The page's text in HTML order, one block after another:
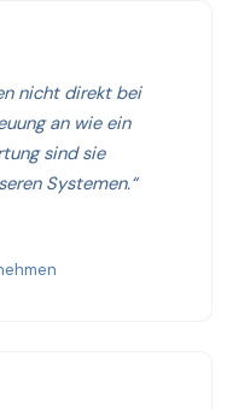
nicht direkt bei
an wie ein
sind sie
Systemen.“